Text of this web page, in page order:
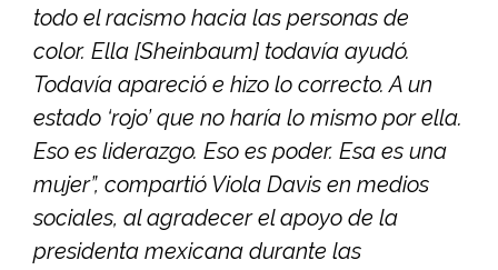
todo el racismo hacia las personas de
color. Ella [Sheinbaum] todavía ayudó.
Todavía apareció e hizo lo correcto. A un
estado ‘rojo’ que no haría lo mismo por ella.
Eso es liderazgo. Eso es poder. Esa es una
mujer”, compartió Viola Davis en medios
sociales, al agradecer el apoyo de la
presidenta mexicana durante las